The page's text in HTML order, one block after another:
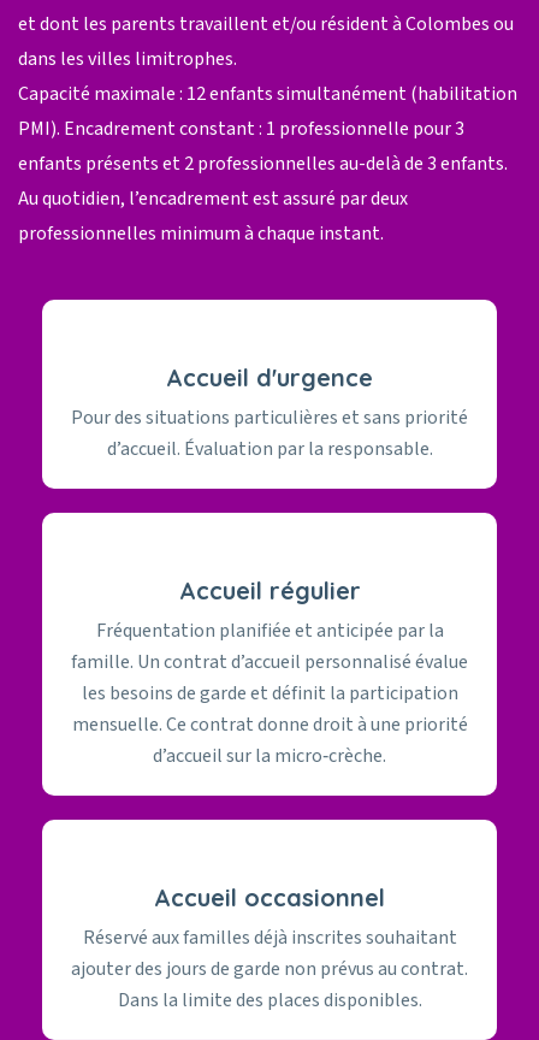
et dont les parents travaillent et/ou résident à Colombes ou
dans les villes limitrophes.
Capacité maximale : 12 enfants simultanément (habilitation
PMI). Encadrement constant : 1 professionnelle pour 3
enfants présents et 2 professionnelles au-delà de 3 enfants.
Au quotidien, l’encadrement est assuré par deux
professionnelles minimum à chaque instant.
Accueil d'urgence
Pour des situations particulières et sans priorité
d’accueil. Évaluation par la responsable.
Accueil régulier
Fréquentation planifiée et anticipée par la
famille. Un contrat d’accueil personnalisé évalue
les besoins de garde et définit la participation
mensuelle. Ce contrat donne droit à une priorité
d’accueil sur la micro‑crèche.
Accueil occasionnel
Réservé aux familles déjà inscrites souhaitant
ajouter des jours de garde non prévus au contrat.
Dans la limite des places disponibles.